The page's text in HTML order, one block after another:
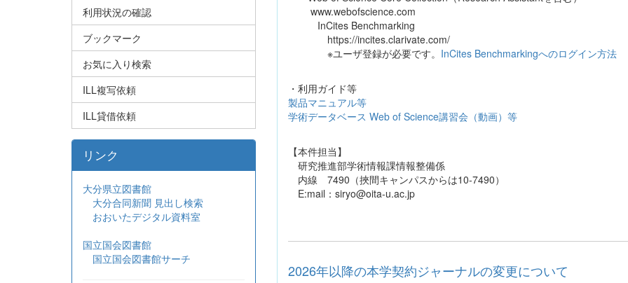
www.webofscience.com
InCites Benchmarking
https://incites.clarivate.com/
※ユーザ登録が必要です。 InCites Benchmarkingへのログイン方法
・利用ガイド等
製品マニュアル等
学術データベース Web of Science講習会（動画）等
【本件担当】
研究推進部学術情報課情報整備係
内線 7490（挾間キャンパスからは10-7490）
E:mail：siryo@oita-u.ac.jp
2026年以降の本学契約ジャーナルの変更について
利用状況の確認
ブックマーク
お気に入り検索
ILL複写依頼
ILL貸借依頼
リンク
大分県立図書館
大分合同新聞 見出し検索
おおいたデジタル資料室
国立国会図書館
国立国会図書館サーチ